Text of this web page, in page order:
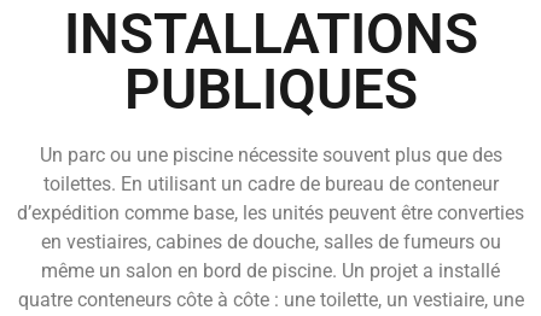
INSTALLATIONS
PUBLIQUES
Un parc ou une piscine nécessite souvent plus que des
toilettes. En utilisant un cadre de bureau de conteneur
d’expédition comme base, les unités peuvent être converties
en vestiaires, cabines de douche, salles de fumeurs ou
même un salon en bord de piscine. Un projet a installé
quatre conteneurs côte à côte : une toilette, un vestiaire, une